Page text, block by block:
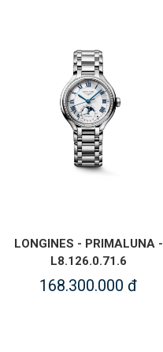
LONGINES - PRIMALUNA -
L8.126.0.71.6
168.300.000 đ